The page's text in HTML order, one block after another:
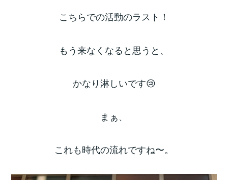
こちらでの活動のラスト！
もう来なくなると思うと、
かなり淋しいです😢
まぁ、
これも時代の流れですね〜。